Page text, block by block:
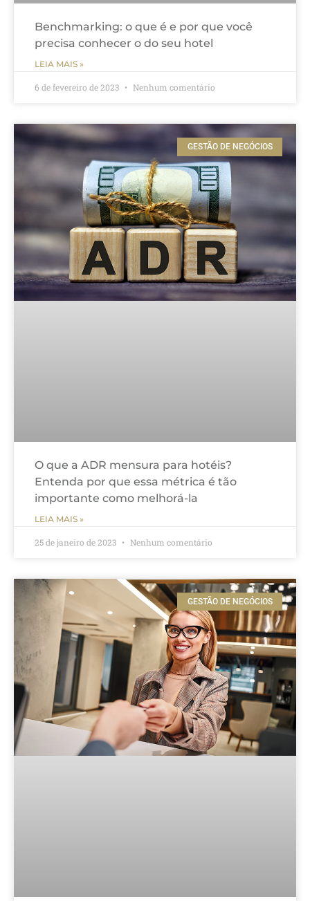
Benchmarking: o que é e por que você
precisa conhecer o do seu hotel
LEIA MAIS »
6 de fevereiro de 2023 Nenhum comentário
GESTÃO DE NEGÓCIOS
O que a ADR mensura para hotéis?
Entenda por que essa métrica é tão
importante como melhorá-la
LEIA MAIS »
25 de janeiro de 2023 Nenhum comentário
GESTÃO DE NEGÓCIOS